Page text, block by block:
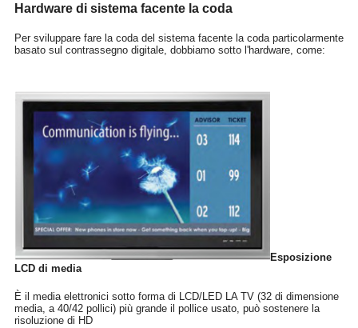
Hardware di sistema facente la coda
Per sviluppare fare la coda del sistema facente la coda particolarmente
basato sul contrassegno digitale, dobbiamo sotto l'hardware, come:
Esposizione
LCD di media
È il media elettronici sotto forma di LCD/LED LA TV (32 di dimensione
media, a 40/42 pollici) più grande il pollice usato, può sostenere la
risoluzione di HD